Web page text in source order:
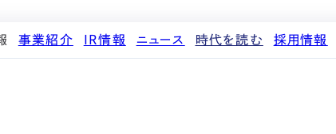
事業紹介 IR情報 ニュース 時代を読む 採用情報